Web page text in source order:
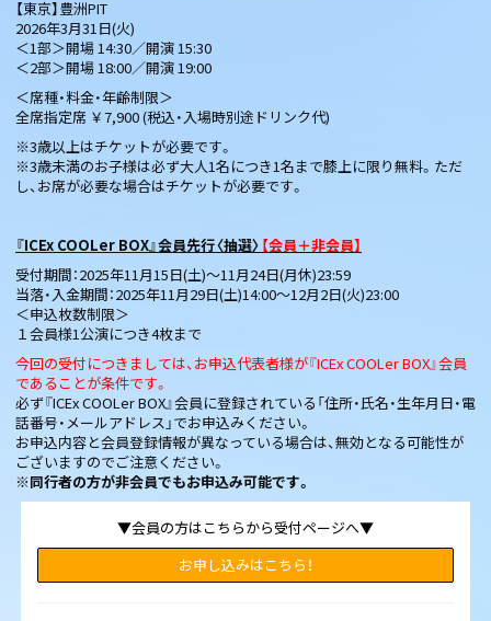
【東京】豊洲PIT
2026年3月31日(火)
＜1部＞開場 14:30／開演 15:30
＜2部＞開場 18:00／開演 19:00
＜席種・料金・年齢制限＞
全席指定席 ￥7,900 (税込・入場時別途ドリンク代)
※3歳以上はチケットが必要です。
※3歳未満のお子様は必ず大人1名につき1名まで膝上に限り無料。ただ
し、お席が必要な場合はチケットが必要です。
『ICEx COOLer BOX』会員先行〈抽選〉 【会員＋非会員】
受付期間：2025年11月15日(土)～11月24日(月休)23:59
当落・入金期間：2025年11月29日(土)14:00～12月2日(火)23:00
＜申込枚数制限＞
１会員様1公演につき4枚まで
今回の受付につきましては、お申込代表者様が『ICEx COOLer BOX』会員
であることが条件です。
必ず『ICEx COOLer BOX』会員に登録されている「住所・氏名・生年月日・電
話番号・メールアドレス」でお申込みください。
お申込内容と会員登録情報が異なっている場合は、無効となる可能性が
ございますのでご注意ください。
※同行者の方が非会員でもお申込み可能です。
▼会員の方はこちらから受付ページへ▼
お申し込みはこちら！